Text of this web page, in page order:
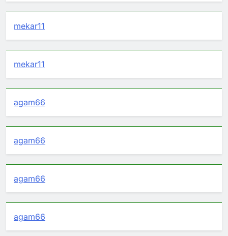
mekar11
mekar11
agam66
agam66
agam66
agam66